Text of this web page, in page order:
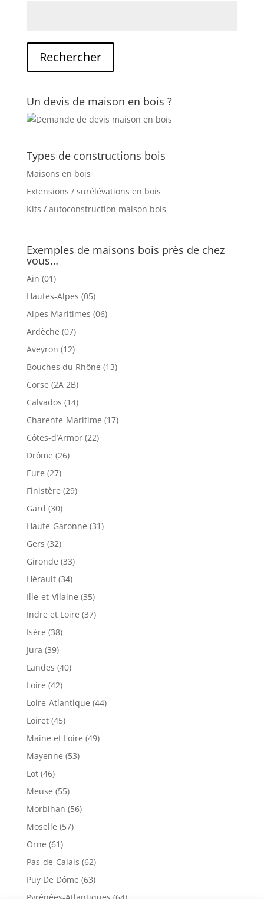
Un devis de maison en bois ?
Types de constructions bois
Maisons en bois
Extensions / surélévations en bois
Kits / autoconstruction maison bois
Exemples de maisons bois près de chez
vous…
Ain (01)
Hautes-Alpes (05)
Alpes Maritimes (06)
Ardèche (07)
Aveyron (12)
Bouches du Rhône (13)
Corse (2A 2B)
Calvados (14)
Charente-Maritime (17)
Côtes-d’Armor (22)
Drôme (26)
Eure (27)
Finistère (29)
Gard (30)
Haute-Garonne (31)
Gers (32)
Gironde (33)
Hérault (34)
Ille-et-Vilaine (35)
Indre et Loire (37)
Isère (38)
Jura (39)
Landes (40)
Loire (42)
Loire-Atlantique (44)
Loiret (45)
Maine et Loire (49)
Mayenne (53)
Lot (46)
Meuse (55)
Morbihan (56)
Moselle (57)
Orne (61)
Pas-de-Calais (62)
Puy De Dôme (63)
Pyrénées-Atlantiques (64)